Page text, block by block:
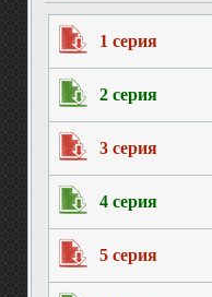
1 серия
2 серия
3 серия
4 серия
5 серия